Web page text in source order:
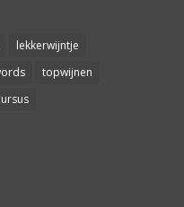
lekkerwijntje
topwijnen